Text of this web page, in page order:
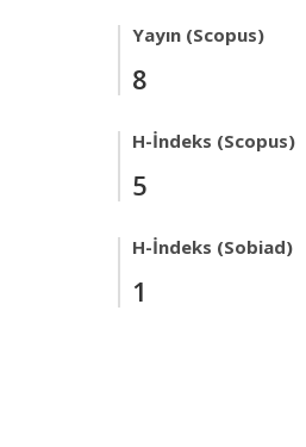
Yayın (Scopus)
8
H-İndeks (Scopus)
5
H-İndeks (Sobiad)
1